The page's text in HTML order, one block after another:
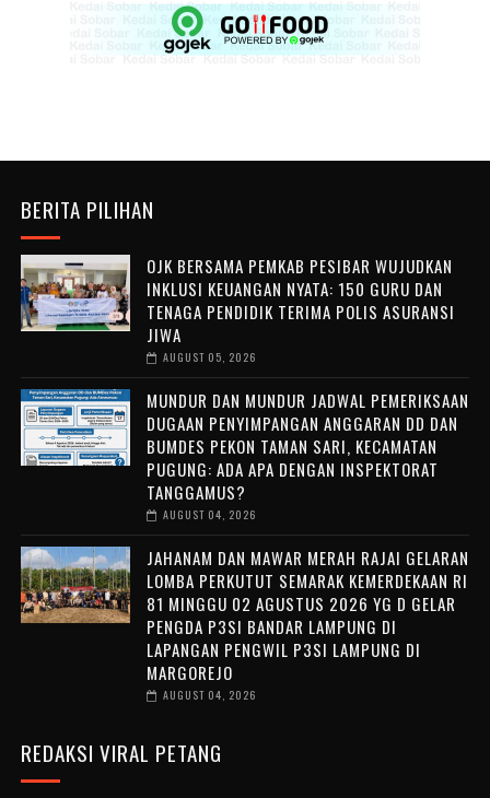
BERITA PILIHAN
OJK BERSAMA PEMKAB PESIBAR WUJUDKAN
INKLUSI KEUANGAN NYATA: 150 GURU DAN
TENAGA PENDIDIK TERIMA POLIS ASURANSI
JIWA
AUGUST 05, 2026
MUNDUR DAN MUNDUR JADWAL PEMERIKSAAN
DUGAAN PENYIMPANGAN ANGGARAN DD DAN
BUMDES PEKON TAMAN SARI, KECAMATAN
PUGUNG: ADA APA DENGAN INSPEKTORAT
TANGGAMUS?
AUGUST 04, 2026
JAHANAM DAN MAWAR MERAH RAJAI GELARAN
LOMBA PERKUTUT SEMARAK KEMERDEKAAN RI
81 MINGGU 02 AGUSTUS 2026 YG D GELAR
PENGDA P3SI BANDAR LAMPUNG DI
LAPANGAN PENGWIL P3SI LAMPUNG DI
MARGOREJO
AUGUST 04, 2026
REDAKSI VIRAL PETANG